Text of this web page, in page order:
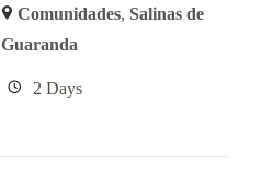
Comunidades, Salinas de
Guaranda
2 Days